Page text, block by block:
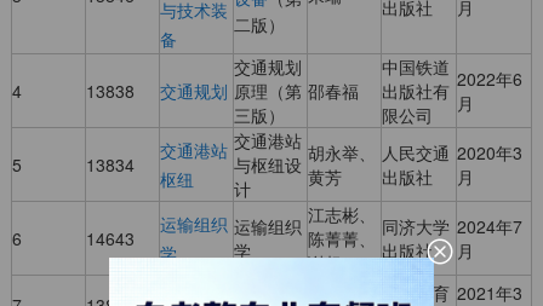
与技术装
备
二版）
出版社
月
4 13838 交通规划
交通规划
原理（第
三版）
邵春福
中国铁道
出版社有
限公司
2022年6
月
5 13834
交通港站
枢纽
交通港站
与枢纽设
计
胡永举、
黄芳
人民交通
出版社
2020年3
月
6 14643
运输组织
学
运输组织
学
江志彬、
陈菁菁、
谢超
同济大学
出版社
2024年7
月
高等教育 2021年3